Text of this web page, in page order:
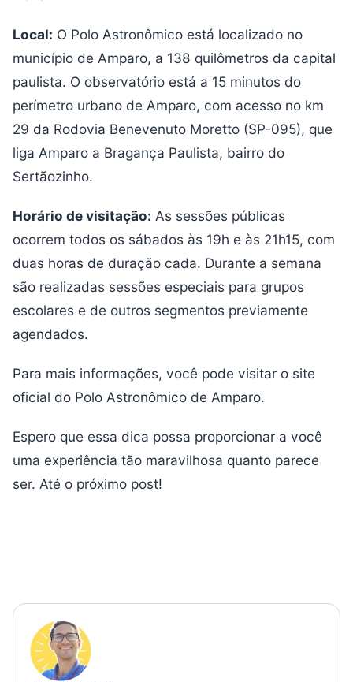
Local: O Polo Astronômico está localizado no
município de Amparo, a 138 quilômetros da capital
paulista. O observatório está a 15 minutos do
perímetro urbano de Amparo, com acesso no km
29 da Rodovia Benevenuto Moretto (SP-095), que
liga Amparo a Bragança Paulista, bairro do
Sertãozinho.
Horário de visitação: As sessões públicas
ocorrem todos os sábados às 19h e às 21h15, com
duas horas de duração cada. Durante a semana
são realizadas sessões especiais para grupos
escolares e de outros segmentos previamente
agendados.
Para mais informações, você pode visitar o site
oficial do Polo Astronômico de Amparo.
Espero que essa dica possa proporcionar a você
uma experiência tão maravilhosa quanto parece
ser. Até o próximo post!